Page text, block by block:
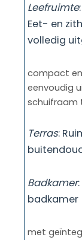
Leefruimte:
Eet- en
volledig
compact
eenvoudig
schuifraam
Terras:
Badkamer
badkamer
met